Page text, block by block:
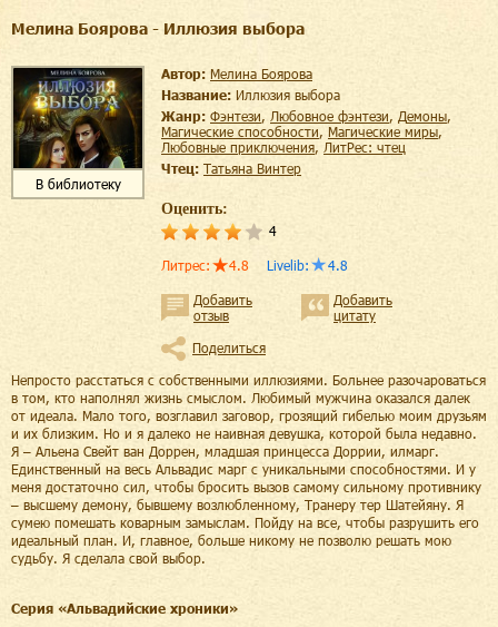
Мелина Боярова - Иллюзия выбора
В библиотеку
Автор: Мелина Боярова
Название: Иллюзия выбора
Жанр:
фэнтези, любовное фэнтези, демоны,
магические способности, магические миры,
любовные приключения,
ЛитРес: чтец
Чтец:
Татьяна Винтер
Оценить:
4
Литрес: 4.8 Livelib: 4.8
Добавить
отзыв
Добавить
цитату
Поделиться
Непросто расстаться с собственными иллюзиями. Больнее разочароваться
в том, кто наполнял жизнь смыслом. Любимый мужчина оказался далек
от идеала. Мало того, возглавил заговор, грозящий гибелью моим друзьям
и их близким. Но и я далеко не наивная девушка, которой была недавно.
Я – Альена Свейт ван Доррен, младшая принцесса Доррии, илмарг.
Единственный на весь Альвадис марг с уникальными способностями. И у
меня достаточно сил, чтобы бросить вызов самому сильному противнику
– высшему демону, бывшему возлюбленному, Транеру тер Шатейяну. Я
сумею помешать коварным замыслам. Пойду на все, чтобы разрушить его
идеальный план. И, главное, больше никому не позволю решать мою
судьбу. Я сделала свой выбор.
Cерия «Альвадийские хроники»